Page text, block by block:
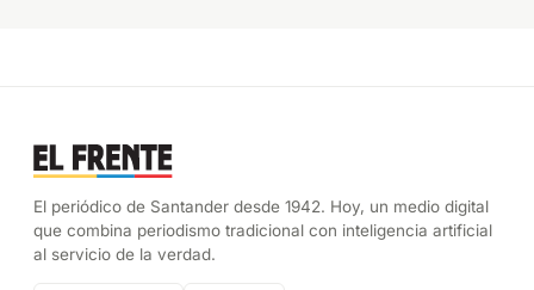
El periódico de Santander desde 1942. Hoy, un medio digital
que combina periodismo tradicional con inteligencia artificial
al servicio de la verdad.